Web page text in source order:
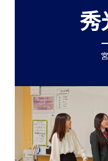
秀